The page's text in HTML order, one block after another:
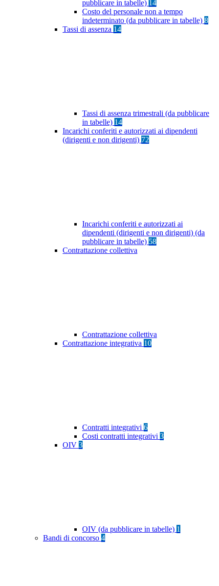
pubblicare in tabelle) 14
Costo del personale non a tempo
indeterminato (da pubblicare in tabelle) 8
Tassi di assenza 14
Tassi di assenza trimestrali (da pubblicare
in tabelle) 14
Incarichi conferiti e autorizzati ai dipendenti
(dirigenti e non dirigenti) 72
Incarichi conferiti e autorizzati ai
dipendenti (dirigenti e non dirigenti) (da
pubblicare in tabelle) 58
Contrattazione collettiva
Contrattazione collettiva
Contrattazione integrativa 10
Contratti integrativi 6
Costi contratti integrativi 3
OIV 3
OIV (da pubblicare in tabelle) 1
Bandi di concorso 4